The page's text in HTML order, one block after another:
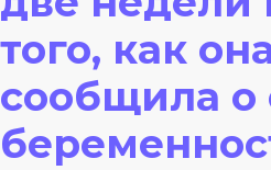
того, как
сообщила о